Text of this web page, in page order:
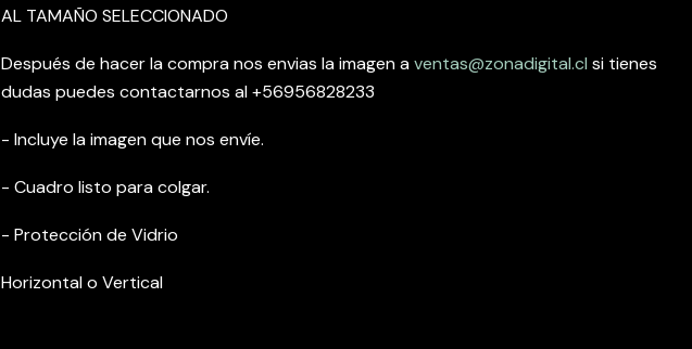
AL TAMAÑO SELECCIONADO
Después de hacer la compra nos envias la imagen aventas@zonadigital.cl si tienes
dudas puedes contactarnos al +56956828233
- Incluye la imagen que nos envíe.
- Cuadro listo para colgar.
- Protección de Vidrio
Horizontal o Vertical